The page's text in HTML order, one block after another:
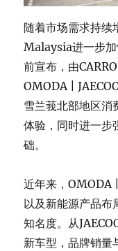
随着市场需求持续
Malaysia进一步加
前宣布，由
OMODA |
雪兰莪北部地区消
体验，同时进一步
础。
近年来，OMODA
以及新能源产品布
知名度。从
新车型，品牌销量